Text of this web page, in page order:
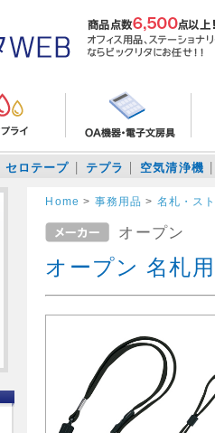
セロテープ テプラ 空気清浄機
Home > 事務用品 > 名札・ス
オープン
オープン 名札